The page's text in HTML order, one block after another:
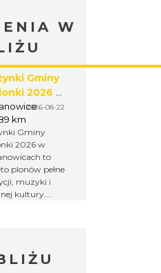
W
Gminy
2026 w
2026-08-22
km
Gminy
2026 w
to
plonów pełne
muzyki i
kultury.